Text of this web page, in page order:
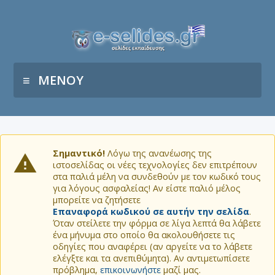
ΜΕΝΟΥ
Σημαντικό! Λόγω της ανανέωσης της
ιστοσελίδας οι νέες τεχνολογίες δεν επιτρέπουν
στα παλιά μέλη να συνδεθούν με τον κωδικό τους
για λόγους ασφαλείας! Αν είστε παλιό μέλος
μπορείτε να ζητήσετε
Επαναφορά κωδικού σε αυτήν την σελίδα.
Όταν στείλετε την φόρμα σε λίγα λεπτά θα λάβετε
ένα μήνυμα στο οποίο θα ακολουθήσετε τις
οδηγίες που αναφέρει (αν αργείτε να το λάβετε
ελέγξτε και τα ανεπιθύμητα). Αν αντιμετωπίσετε
πρόβλημα, επικοινωνήστε μαζί μας.